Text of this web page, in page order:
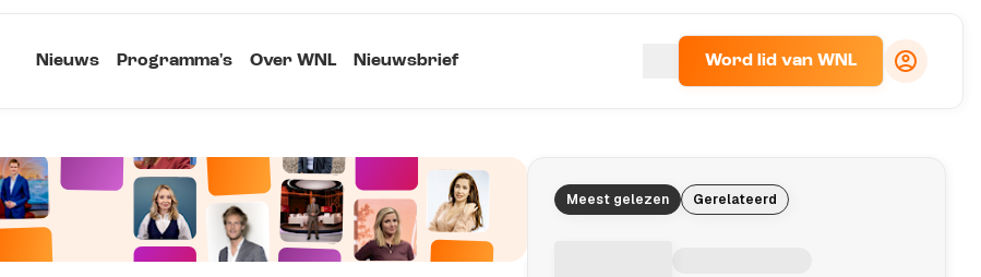
Nieuws Programma's Over WNL Nieuwsbrief Word lid van WNL
Meest gelezen Gerelateerd